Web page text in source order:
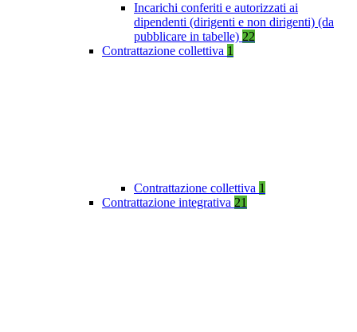
Incarichi conferiti e autorizzati ai
dipendenti (dirigenti e non dirigenti) (da
pubblicare in tabelle) 22
Contrattazione collettiva 1
Contrattazione collettiva 1
Contrattazione integrativa 21